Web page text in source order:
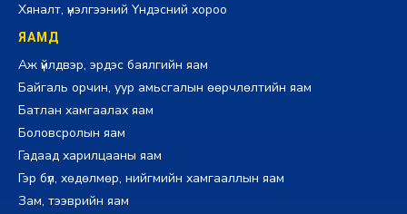
Хяналт, үнэлгээний Үндэсний хороо
ЯАМД
Аж үйлдвэр, эрдэс баялгийн яам
Байгаль орчин, уур амьсгалын өөрчлөлтийн яам
Батлан хамгаалах яам
Боловсролын яам
Гадаад харилцааны яам
Гэр бүл, хөдөлмөр, нийгмийн хамгааллын яам
Зам, тээврийн яам